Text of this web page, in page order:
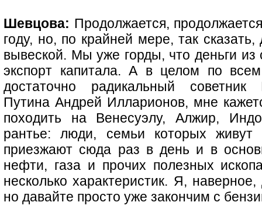
Шевцова: Продолжается,
году, но, по крайней мере, так
вывеской. Мы уже горды, что деньги из
экспорт капитала. А в целом по
достаточно радикальный
Путина Андрей Илларионов, мне
походить на Венесуэлу, Алжир,
рантье: люди, семьи которых
приезжают сюда раз в день и в
нефти, газа и прочих полезных
несколько характеристик. Я,
но давайте просто уже закончим с